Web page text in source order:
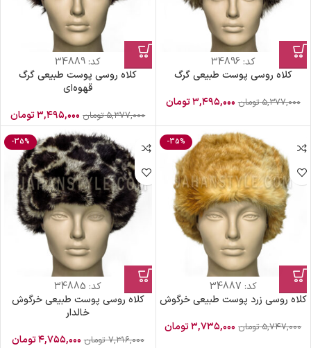
کد:34896
کلاه روسی پوست طبیعی گرگ
۵,۳۷۷,۰۰۰ تومان ۳,۴۹۵,۰۰۰تومان
کد: 34889
کلاه روسی پوست طبیعی گرگ
قهوه‌ای
۵,۳۷۷,۰۰۰ تومان ۳,۴۹۵,۰۰۰تومان
-35%
کد: 34887
کلاه روسی زرد پوست طبیعی خرگوش
۵,۷۴۷,۰۰۰ تومان ۳,۷۳۵,۰۰۰تومان
-35%
کد: 34885
کلاه روسی پوست طبیعی خرگوش
خالدار
۷,۳۱۶,۰۰۰ تومان ۴,۷۵۵,۰۰۰تومان